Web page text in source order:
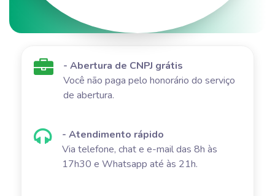
- Abertura de CNPJ grátis
Você não paga pelo honorário do serviço
de abertura.
- Atendimento rápido
Via telefone, chat e e-mail das 8h às
17h30 e Whatsapp até às 21h.